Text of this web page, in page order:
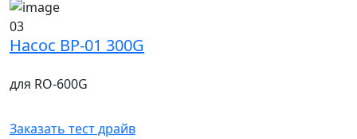
03
Насос BP-01 300G
для RO-600G
Заказать тест драйв